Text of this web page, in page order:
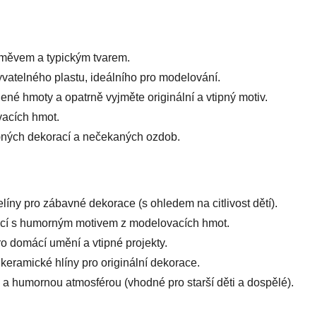
a typickým tvarem.
plastu, ideálního pro modelování.
hmoty a opatrně vyjměte originální a vtipný motiv.
hmot.
dekorací a nečekaných ozdob.
pro zábavné dekorace (s ohledem na citlivost dětí).
s humorným motivem z modelovacích hmot.
domácí umění a vtipné projekty.
hlíny pro originální dekorace.
humornou atmosférou (vhodné pro starší děti a dospělé).